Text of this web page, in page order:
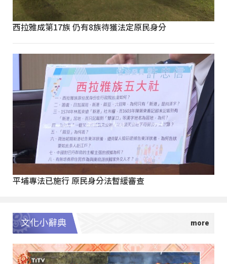
西拉雅成第17族 仍有8族待獲法定原民身分
平埔專法已施行 原民身分法暫緩審查
文化小辭典